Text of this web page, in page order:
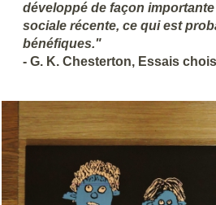
développé de façon
sociale récente, ce qui est
bénéfiques."
- G. K. Chesterton, Essais